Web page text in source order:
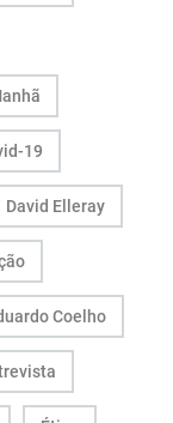
19
David Elleray
Coelho